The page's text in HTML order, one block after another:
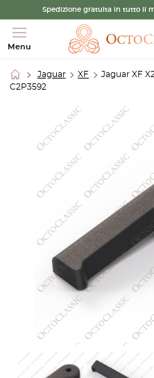
Spedizione gratuita in tutto il
Menu
Jaguar XF
Jaguar XF
C2P3592